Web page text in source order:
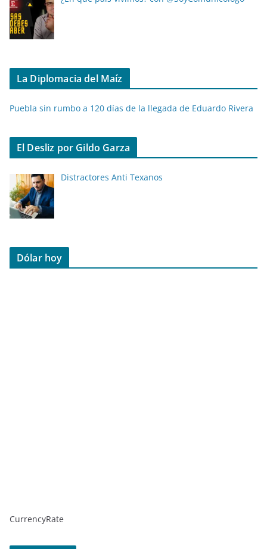
La Diplomacia del Maíz
Puebla sin rumbo a 120 días de la llegada de Eduardo Rivera
El Desliz por Gildo Garza
Distractores Anti Texanos
Dólar hoy
CurrencyRate